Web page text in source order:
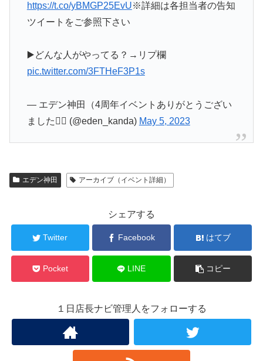
https://t.co/yBMGP25EvU※詳細は各担当者の告知
ツイートをご参照下さい
▶️どんな人がやってる？→リプ欄
pic.twitter.com/3FTHeF3P1s
— エデン神田（4周年イベントありがとうござい
ました🙇‍♂ (@eden_kanda) May 5, 2023
エデン神田 アーカイブ（イベント詳細）
シェアする
Twitter Facebook はてブ
Pocket LINE コピー
１日店長ナビ管理人をフォローする